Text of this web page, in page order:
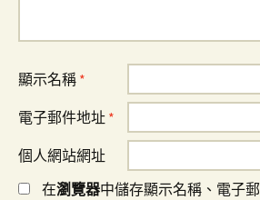
顯示名稱 *
電子郵件地址 *
個人網站網址
在瀏覽器中儲存顯示名稱、電子